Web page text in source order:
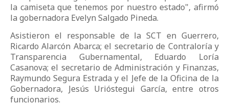
la camiseta que tenemos por nuestro estado", afirmó
la gobernadora Evelyn Salgado Pineda.
Asistieron el responsable de la SCT en Guerrero,
Ricardo Alarcón Abarca; el secretario de Contraloría y
Transparencia Gubernamental, Eduardo Loría
Casanova; el secretario de Administración y Finanzas,
Raymundo Segura Estrada y el Jefe de la Oficina de la
Gobernadora, Jesús Urióstegui García, entre otros
funcionarios.